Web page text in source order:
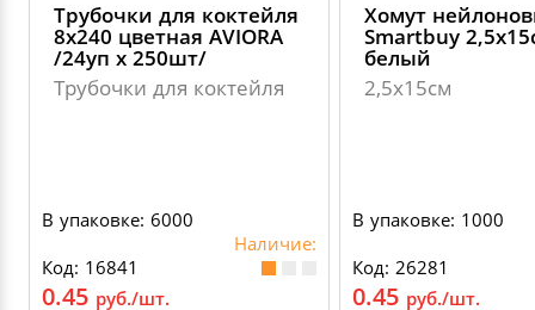
Трубочки для коктейля
8х240 цветная AVIORA
/24уп х 250шт/
Трубочки для коктейля
В упаковке: 6000
Наличие:
Код: 16841
0.45 руб./шт.
Хомут
Smartbuy
белый
2,5х15см
В упаковке: 1000
Код: 26281
0.45 руб./шт.